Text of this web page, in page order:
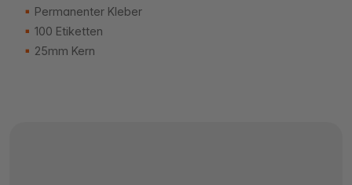
Permanenter Kleber
100 Etiketten
25mm Kern